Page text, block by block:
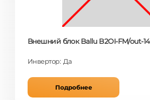
Внешний блок Ballu B2OI-FM/out-
Инвертор: Да
Подробнее